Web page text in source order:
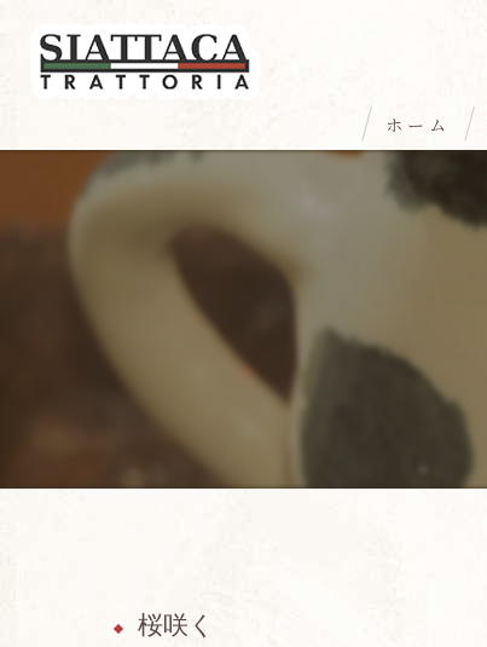
ホーム
桜咲く